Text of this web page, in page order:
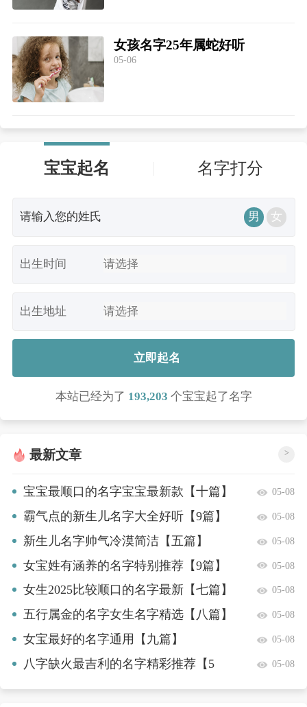
女孩名字25年属蛇好听
05-06
宝宝起名 名字打分
男 女
出生时间
出生地址
立即起名
本站已经为了 193,203 个宝宝起了名字
最新文章 >
宝宝最顺口的名字宝宝最新款【十篇】 05-08
霸气点的新生儿名字大全好听【9篇】 05-08
新生儿名字帅气冷漠简洁【五篇】 05-08
女宝姓有涵养的名字特别推荐【9篇】 05-08
女生2025比较顺口的名字最新【七篇】 05-08
五行属金的名字女生名字精选【八篇】 05-08
女宝最好的名字通用【九篇】 05-08
八字缺火最吉利的名字精彩推荐【5
篇】
05-08